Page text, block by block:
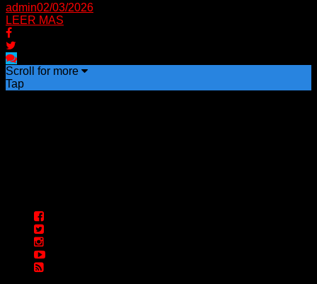
admin02/03/2026
LEER MAS
Scroll for more
Tap